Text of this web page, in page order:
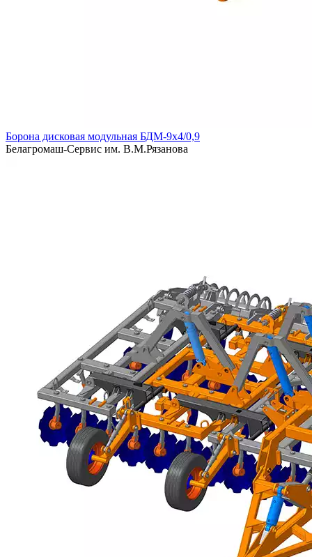
Борона дисковая модульная БДМ-9х4/0,9
Белагромаш-Сервис им. В.М.Рязанова